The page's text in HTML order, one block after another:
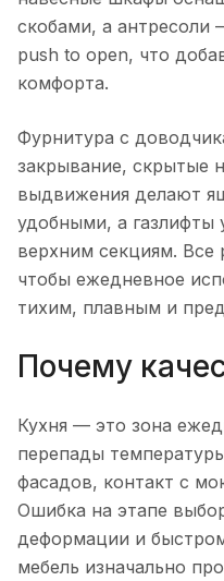
скобами, а антресоли
push to open, что
комфорта.
Фурнитура с
закрывание, скрытые
выдвижения делают
удобными, а
верхним секциям. Все
чтобы ежедневное
тихим, плавным и
Почему
Кухня — это зона
перепады
фасадов, контакт с
Ошибка на этапе
деформации и
мебель изначально